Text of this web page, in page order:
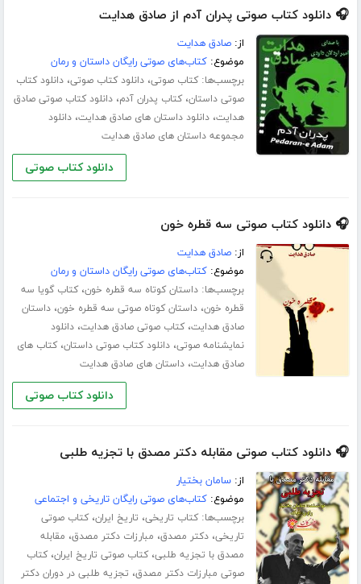
🎧 دانلود کتاب صوتی پدران آدم از صادق هدایت
از:صادق هدایت
موضوع:کتاب‌های صوتی رایگان داستان و رمان
برچسب‌ها:کتاب صوتی،دانلود کتاب صوتی،دانلود کتاب
صوتی داستان،کتاب پدران آدم،دانلود کتاب صوتی صادق
هدایت،دانلود داستان های صادق هدایت،دانلود
مجموعه داستان های صادق هدایت
دانلود کتاب صوتی
🎧 دانلود کتاب صوتی سه قطره خون
از:صادق هدایت
موضوع:کتاب‌های صوتی رایگان داستان و رمان
برچسب‌ها:داستان کوتاه سه قطره خون،کتاب گویا سه
قطره خون،داستان کوتاه صوتی سه قطره خون،داستان
صادق هدایت،کتاب صوتی صادق هدایت،دانلود
نمایشنامه صوتی،دانلود کتاب صوتی داستان،کتاب های
صادق هدایت،داستان های صادق هدایت
دانلود کتاب صوتی
🎧 دانلود کتاب صوتی مقابله دکتر مصدق با تجزیه طلبی
از:سامان بختیار
موضوع:کتاب‌های صوتی رایگان تاریخی و اجتماعی
برچسب‌ها:کتاب تاریخی، تاریخ ایران،کتاب صوتی
تاریخی،دکتر مصدق، مبارزات دکتر مصدق، مقابله
مصدق با تجزیه طلبی،کتاب صوتی تاریخ ایران،کتاب
صوتی مبارزات دکتر مصدق، تجزیه طلبی در دوران دکتر